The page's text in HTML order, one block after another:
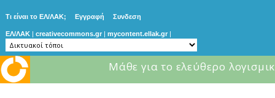
Τι είναι το ΕΛ/ΛΑΚ; Εγγραφή Συνδεση
ΕΛ/ΛΑΚ | creativecommons.gr | mycontent.ellak.gr |
Μάθε για το ελεύθερο